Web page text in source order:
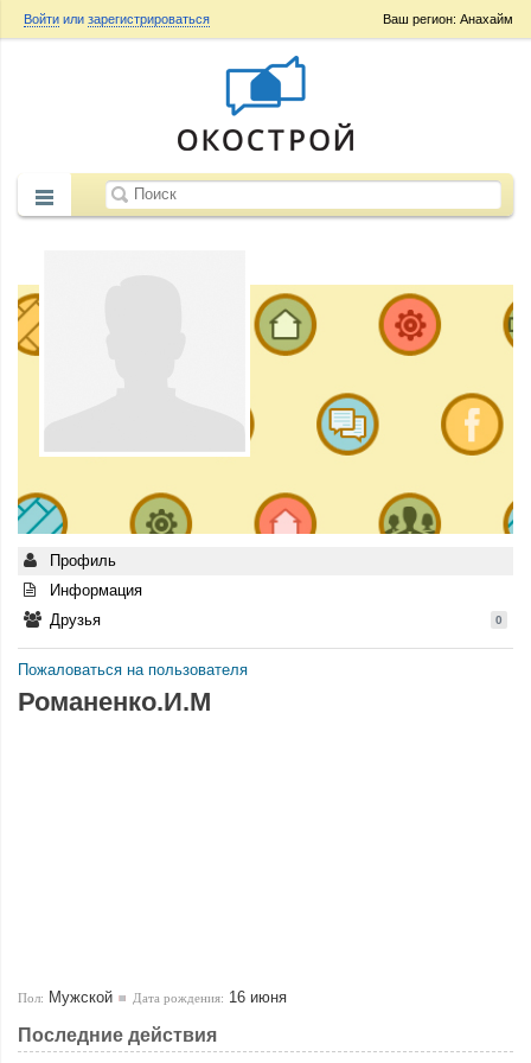
Ваш регион: Анахайм
Войти или зарегистрироваться
Профиль
Информация
Друзья
0
Пожаловаться на пользователя
Романенко.И.М
Пол: Мужской Дата рождения: 16 июня
Последние действия